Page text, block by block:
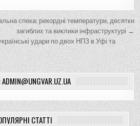
спека: рекордні температури, десятки
загиблих та виклики інфраструктурі →
удари по двох НПЗ в Уфі та
ADMIN@UNGVAR.UZ.UA
СТАТТІ